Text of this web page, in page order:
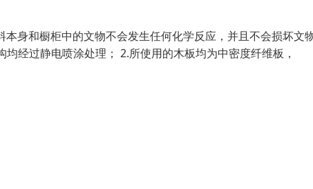
身和橱柜中的文物不会发生任何化学反应，并且不会损坏文
经过静电喷涂处理； 2.所使用的木板均为中密度纤维板，